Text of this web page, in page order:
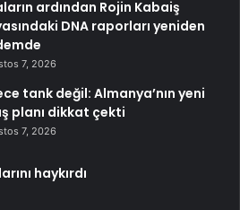
ardından Rojin Kabaiş
DNA raporları yeniden
7, 2026
tank değil: Almanya’nın yeni
planı dikkat çekti
7, 2026
haykırdı